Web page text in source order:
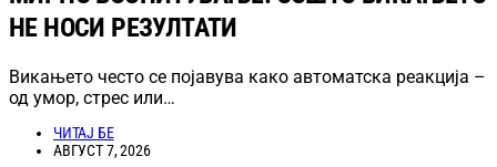
НЕ НОСИ РЕЗУЛТАТИ
Викањето често се појавува како автоматска реакција –
од умор, стрес или…
ЧИТАЈ БЕ
АВГУСТ 7, 2026